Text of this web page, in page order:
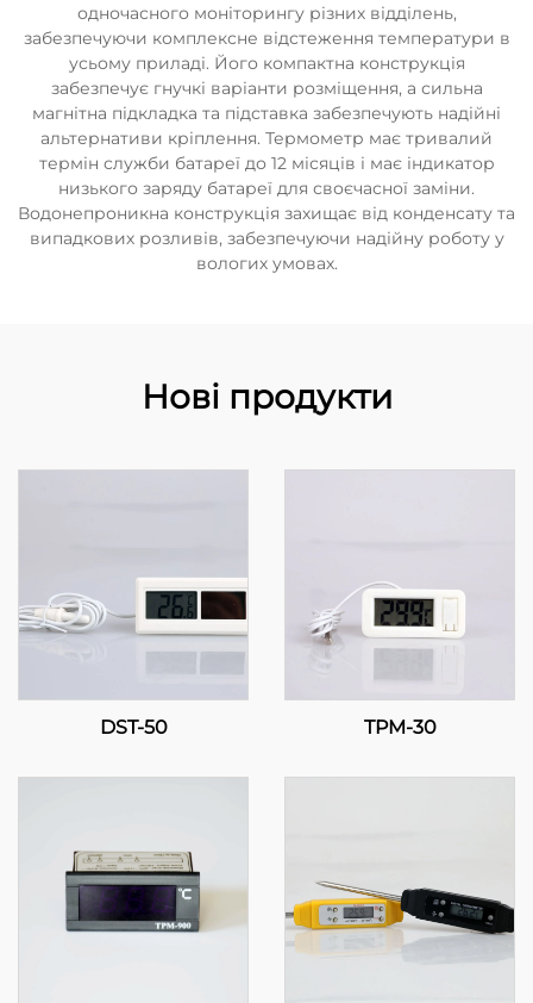
одночасного моніторингу різних відділень,
забезпечуючи комплексне відстеження температури в
усьому приладі. Його компактна конструкція
забезпечує гнучкі варіанти розміщення, а сильна
магнітна підкладка та підставка забезпечують надійні
альтернативи кріплення. Термометр має тривалий
термін служби батареї до 12 місяців і має індикатор
низького заряду батареї для своєчасної заміни.
Водонепроникна конструкція захищає від конденсату та
випадкових розливів, забезпечуючи надійну роботу у
вологих умовах.
Нові продукти
DST-50 TPM-30